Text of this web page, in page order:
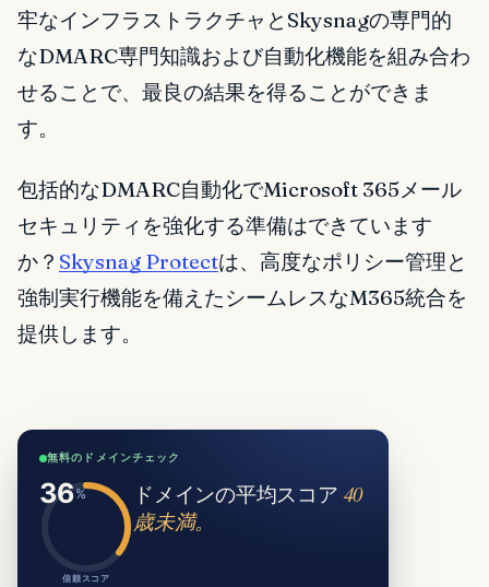
牢なインフラストラクチャとSkysnagの専門的
なDMARC専門知識および自動化機能を組み合わ
せることで、最良の結果を得ることができま
す。
包括的なDMARC自動化でMicrosoft 365メール
セキュリティを強化する準備はできています
か？ Skysnag Protectは、高度なポリシー管理と
強制実行機能を備えたシームレスなM365統合を
提供します。
無料のドメインチェック
信頼スコア
ドメインの平均スコア 40
歳未満。